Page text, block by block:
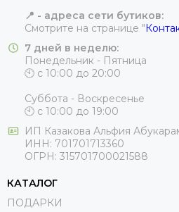
📍 - адреса сети бутиков:
Смотрите на странице "
7 дней в неделю:
Понедельник - Пятница
🕙 с 10:00 до 20:00
Суббота - Воскресенье
🕙 с 10:00 до 19:00
ИП Казакова Альфия
ИНН: 701701713360
ОГРН: 315701700021588
КАТАЛОГ
ПОДАРКИ